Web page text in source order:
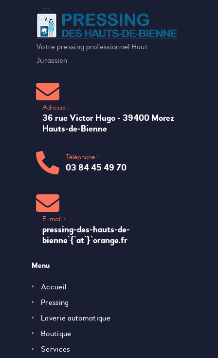
Votre pressing professionnel Haut-
Jurassien
Adresse :
36 rue Victor Hugo - 39400 Morez
Hauts-de-Bienne
Téléphone :
03 84 45 49 70
E-mail :
pressing-des-hauts-de-
bienne`{`at`}`orange.fr
Menu
Accueil
Pressing
Laverie automatique
Boutique
Services